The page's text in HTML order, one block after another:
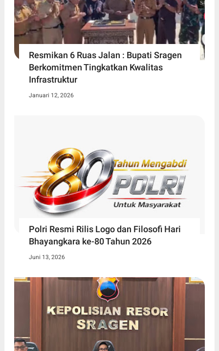
Resmikan 6 Ruas Jalan : Bupati Sragen
Berkomitmen Tingkatkan Kwalitas
Infrastruktur
Januari 12, 2026
Polri Resmi Rilis Logo dan Filosofi Hari
Bhayangkara ke-80 Tahun 2026
Juni 13, 2026